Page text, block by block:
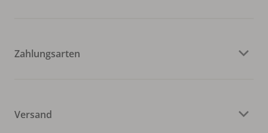
Zahlungsarten
Versand